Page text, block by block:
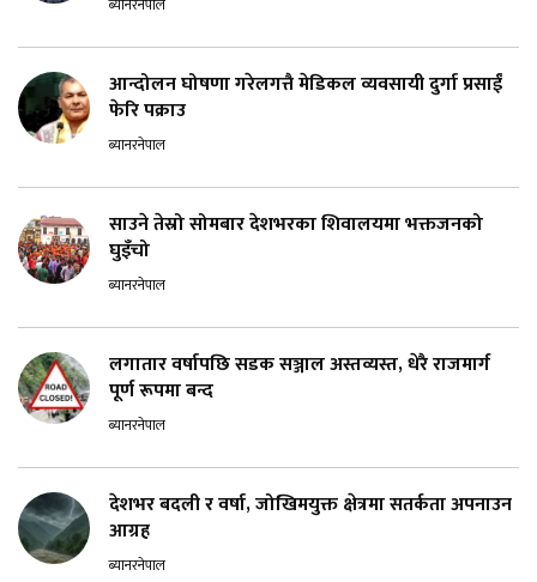
आन्दोलन घोषणा गरेलगत्तै मेडिकल व्यवसायी दुर्गा प्रसाईं
फेरि पक्राउ
ब्यानरनेपाल
साउने तेस्रो सोमबार देशभरका शिवालयमा भक्तजनको
घुइँचो
ब्यानरनेपाल
लगातार वर्षापछि सडक सञ्जाल अस्तव्यस्त, धेरै राजमार्ग
पूर्ण रूपमा बन्द
ब्यानरनेपाल
देशभर बदली र वर्षा, जोखिमयुक्त क्षेत्रमा सतर्कता अपनाउन
आग्रह
ब्यानरनेपाल